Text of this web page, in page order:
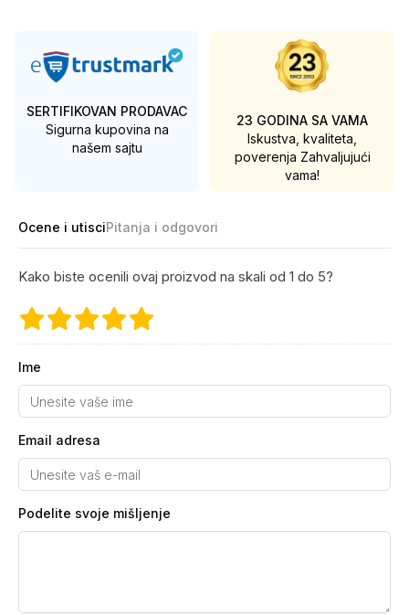
SERTIFIKOVAN PRODAVAC
Sigurna kupovina na
našem sajtu
23 GODINA SA VAMA
Iskustva, kvaliteta,
poverenja Zahvaljujući
vama!
Ocene i utisciPitanja i odgovori
Kako biste ocenili ovaj proizvod na skali od 1 do 5?
Ime
Email adresa
Podelite svoje mišljenje